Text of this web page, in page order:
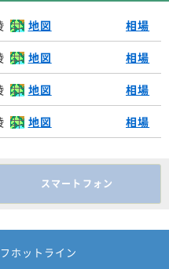
地図 相場
地図 相場
地図 相場
地図 相場
スマートフォン
ホットライン